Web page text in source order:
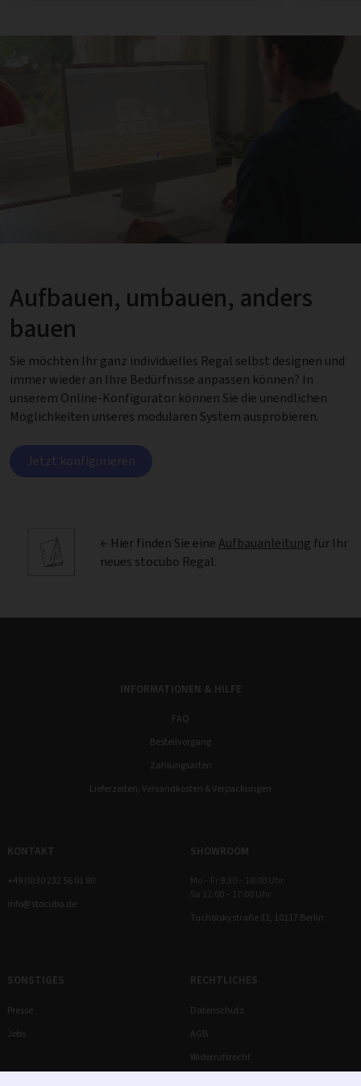
Aufbauen, umbauen, anders
bauen
Sie möchten Ihr ganz individuelles Regal selbst designen und
immer wieder an Ihre Bedürfnisse anpassen können? In
unserem Online-Konfigurator können Sie die unendlichen
Möglichkeiten unseres modularen System ausprobieren.
Jetzt konfigurieren
← Hier finden Sie eineAufbauanleitung für Ihr
neues stocubo Regal.
INFORMATIONEN & HILFE
FAQ
Bestellvorgang
Zahlungsarten
Lieferzeiten, Versandkosten & Verpackungen
KONTAKT
+49 (0)30 232 56 01 80
info@stocubo.de
SHOWROOM
Mo – Fr 9:30 – 18:00 Uhr
Sa 12:00 – 17:00 Uhr
Tucholskystraße 31, 10117 Berlin
SONSTIGES
Presse
Jobs
RECHTLICHES
Datenschutz
AGB
Widerrufsrecht